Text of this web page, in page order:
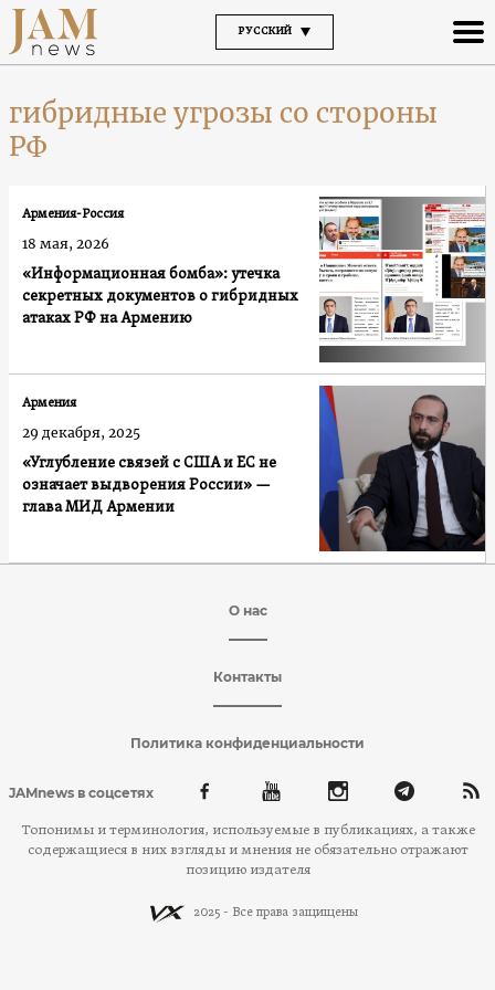
РУССКИЙ
гибридные угрозы со стороны
РФ
«Информационная бомба»: утечка
секретных документов о гибридных
атаках РФ на Армению
Армения-Россия
18 мая, 2026
«Углубление связей с США и ЕС не
означает выдворения России» —
глава МИД Армении
Армения
29 декабря, 2025
О нас
Контакты
Политика конфиденциальности
JAMnews в соцсетях
Топонимы и терминология, используемые в публикациях, а также
содержащиеся в них взгляды и мнения не обязательно отражают
позицию издателя
2025 - Все права защищены